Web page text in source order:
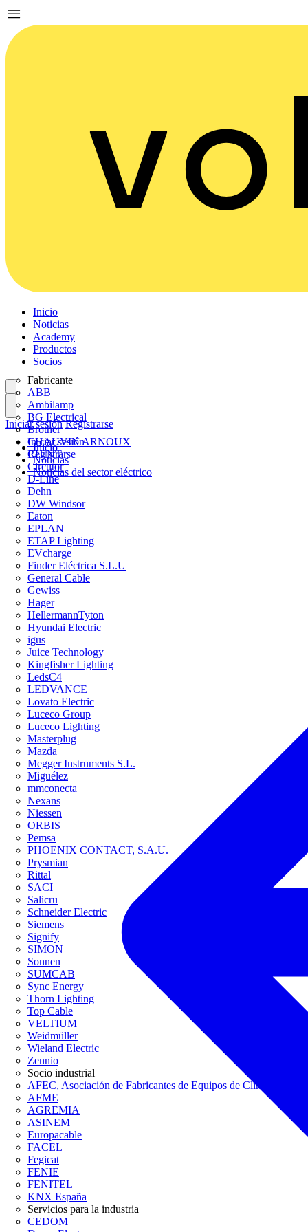
Inicio
Noticias
Academy
Productos
Socios
Fabricante
ABB
Ambilamp
BG Electrical
Brother
CHAUVIN ARNOUX
CHINT
Circutor
D-Line
Dehn
DW Windsor
Eaton
EPLAN
ETAP Lighting
EVcharge
Finder Eléctrica S.L.U
General Cable
Gewiss
Hager
HellermannTyton
Hyundai Electric
igus
Juice Technology
Kingfisher Lighting
LedsC4
LEDVANCE
Lovato Electric
Luceco Group
Luceco Lighting
Masterplug
Mazda
Megger Instruments S.L.
Miguélez
mmconecta
Nexans
Niessen
ORBIS
Pemsa
PHOENIX CONTACT, S.A.U.
Prysmian
Rittal
SACI
Salicru
Schneider Electric
Siemens
Signify
SIMON
Sonnen
SUMCAB
Sync Energy
Thorn Lighting
Top Cable
VELTIUM
Weidmüller
Wieland Electric
Zennio
Socio industrial
AFEC, Asociación de Fabricantes de Equipos de Climatización
AFME
AGREMIA
ASINEM
Europacable
FACEL
Fegicat
FENIE
FENITEL
KNX España
Servicios para la industria
CEDOM
Iniciar sesión
Registrarse
Iniciar sesión Registrarse
Inicio
Noticias
Noticias del sector eléctrico